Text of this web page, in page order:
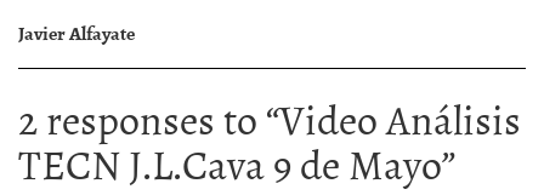
Javier Alfayate
2 responses to “Video Análisis
TECN J.L.Cava 9 de Mayo”